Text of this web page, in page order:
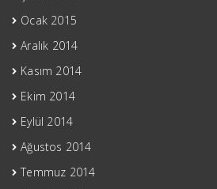
Ocak 2015
Aralık 2014
Kasım 2014
Ekim 2014
Eylül 2014
Ağustos 2014
Temmuz 2014